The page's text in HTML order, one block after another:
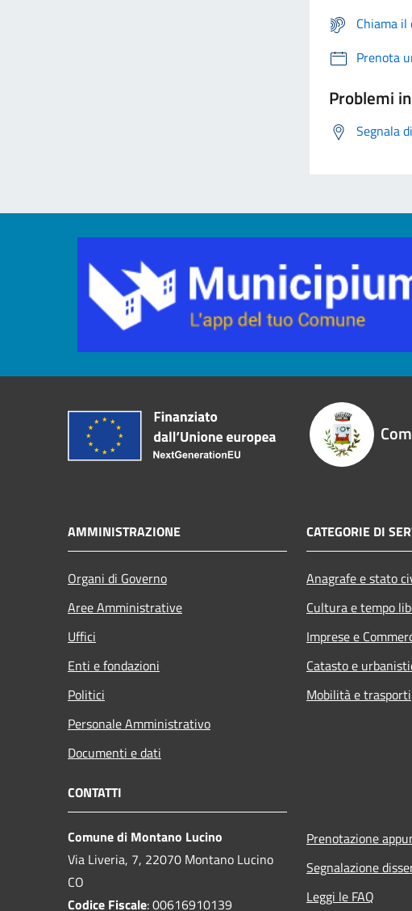
Chiama
Prenota
Problemi
Segnala
AMMINISTRAZIONE
Organi di Governo
Aree Amministrative
Uffici
Enti e fondazioni
Politici
Personale Amministrativo
Documenti e dati
CATEGORIE DI
Anagrafe e stato
Cultura e tempo
Imprese e
Catasto e
Mobilità e trasporti
CONTATTI
Comune di Montano Lucino
Via Liveria, 7, 22070 Montano Lucino
CO
Codice Fiscale: 00616910139
Prenotazione
Segnalazione
Leggi le FAQ